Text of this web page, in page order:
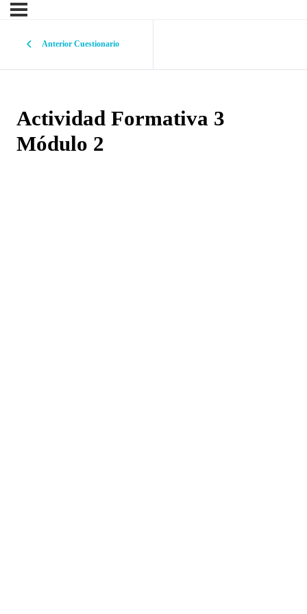
Anterior Cuestionario
Actividad Formativa 3
Módulo 2